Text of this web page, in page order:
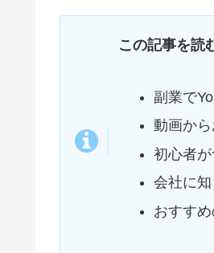
この記事を読
副業で
動画か
初心者
会社に
おすす